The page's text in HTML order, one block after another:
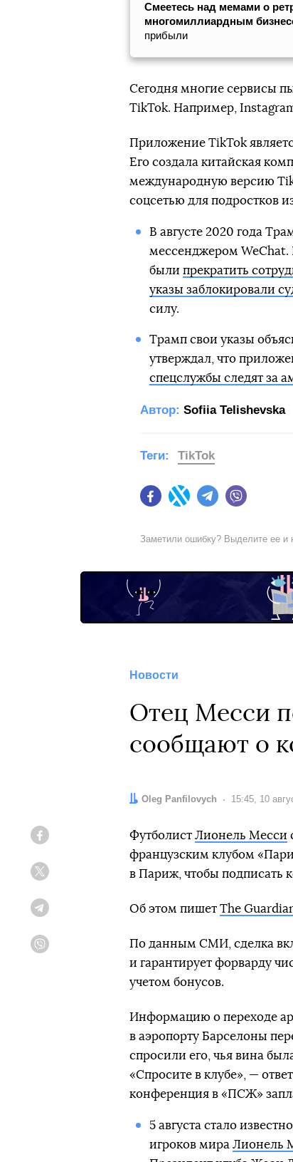
Смеетесь над мемами о
многомиллиардным
прибыли
Сегодня многие сервисы
TikTok. Например,
Приложение TikTok
Его создала китайская
международную версию
соцсетью для подростков
В августе 2020 года
мессенджером
были прекратить
указы заблокировали
силу.
Трамп свои указы
утверждал, что
спецслужбы следят за
Автор: Sofiia Telishevska
FacebookTwitter Telegram
Теги: TikTok
Заметили ошибку? Выделите ее и
Новости
Отец Месси
сообщают о
Автор:
Oleg Panfilovych Дата:
15:45, 10
Футболист Лионель Месси
французским клубом
в Париж, чтобы подписать
Об этом пишет The
По данным СМИ, сделка
и гарантирует форварду
учетом бонусов.
Информацию о переходе
в аэропорту Барселоны
спросили его, чья вина
«Спросите в клубе», —
конференция в «ПСЖ»
5 августа стало
игроков мира Лионель